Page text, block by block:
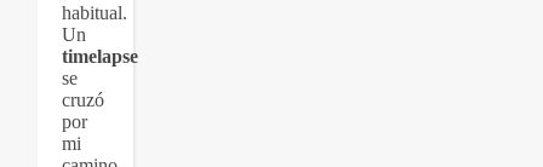
habitual.
Un
timelapse
se
cruzó
por
mi